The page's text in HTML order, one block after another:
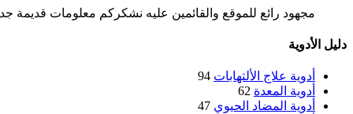
مجهود رائع للموقع والقائمين عليه نشكركم معلومات قديمة
دليل الأدوية
أدوية علاج الألتهابات 94
أدوية المعدة 62
أدوية المضاد الحيوي 47